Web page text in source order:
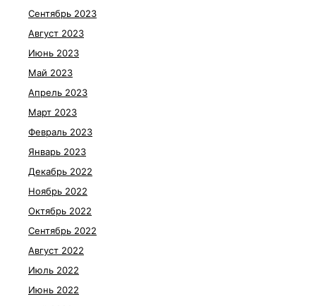
Сентябрь 2023
Август 2023
Июнь 2023
Май 2023
Апрель 2023
Март 2023
Февраль 2023
Январь 2023
Декабрь 2022
Ноябрь 2022
Октябрь 2022
Сентябрь 2022
Август 2022
Июль 2022
Июнь 2022